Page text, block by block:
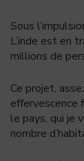
Sous
L’inde est en
millions de
Ce projet,
effervescence
le pays, qui je
nombre